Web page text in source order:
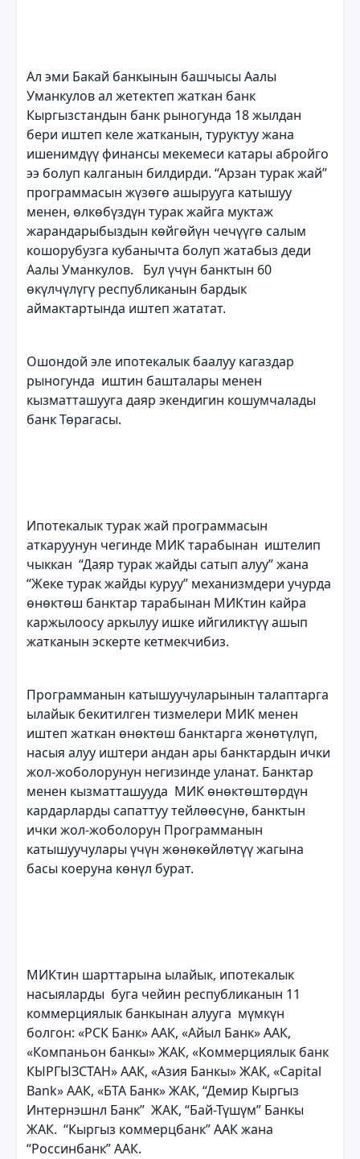
Ал эми Бакай банкынын башчысы Аалы
Уманкулов ал жетектеп жаткан банк
Кыргызстандын банк рыногунда 18 жылдан
бери иштеп келе жатканын, туруктуу жана
ишенимдүү финансы мекемеси катары абройго
ээ болуп калганын билдирди. “Арзан турак жай”
программасын жүзөгө ашырууга катышуу
менен, өлкөбүздүн турак жайга муктаж
жарандарыбыздын көйгөйүн чечүүгө салым
кошорубузга кубанычта болуп жатабыз деди
Аалы Уманкулов. Бул үчүн банктын 60
өкүлчүлүгү республиканын бардык
аймактартында иштеп жататат.
Ошондой эле ипотекалык баалуу кагаздар
рыногунда иштин башталары менен
кызматташууга даяр экендигин кошумчалады
банк Төрагасы.
Ипотекалык турак жай программасын
аткаруунун чегинде МИК тарабынан иштелип
чыккан “Даяр турак жайды сатып алуу” жана
“Жеке турак жайды куруу” механизмдери учурда
өнөктөш банктар тарабынан МИКтин кайра
каржылоосу аркылуу ишке ийгиликтүү ашып
жатканын эскерте кетмекчибиз.
Программанын катышуучуларынын талаптарга
ылайык бекитилген тизмелери МИК менен
иштеп жаткан өнөктөш банктарга жөнөтүлүп,
насыя алуу иштери андан ары банктардын ички
жол-жоболорунун негизинде уланат. Банктар
менен кызматташууда МИК өнөктөштөрдүн
кардарларды сапаттуу тейлөөсүнө, банктын
ички жол-жоболорун Программанын
катышуучулары үчүн жөнөкөйлөтүү жагына
басы коеруна көнүл бурат.
МИКтин шарттарына ылайык, ипотекалык
насыяларды буга чейин республиканын 11
коммерциялык банкынан алууга мүмкүн
болгон: «РСК Банк» ААК, «Айыл Банк» ААК,
«Компаньон банкы» ЖАК, «Коммерциялык банк
КЫРГЫЗСТАН» ААК, «Азия Банкы» ЖАК, «Capital
Bank» ААК, «БТА Банк» ЖАК, “Демир Кыргыз
Интернэшнл Банк” ЖАК, “Бай-Түшүм” Банкы
ЖАК. “Кыргыз коммерцбанк” ААК жана
“Россинбанк” ААК.